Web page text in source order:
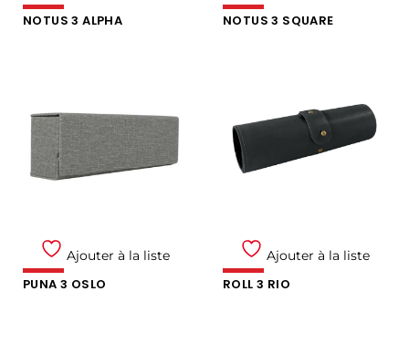
NOTUS 3 ALPHA NOTUS 3 SQUARE
Ajouter à la liste
PUNA 3 OSLO
Ajouter à la liste
ROLL 3 RIO